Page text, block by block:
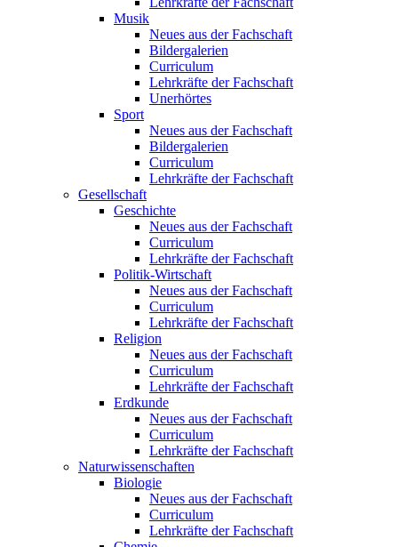
Musik
Neues aus der Fachschaft
Bildergalerien
Curriculum
Lehrkräfte der Fachschaft
Unerhörtes
Sport
Neues aus der Fachschaft
Bildergalerien
Curriculum
Lehrkräfte der Fachschaft
Gesellschaft
Geschichte
Neues aus der Fachschaft
Curriculum
Lehrkräfte der Fachschaft
Politik-Wirtschaft
Neues aus der Fachschaft
Curriculum
Lehrkräfte der Fachschaft
Religion
Neues aus der Fachschaft
Curriculum
Lehrkräfte der Fachschaft
Erdkunde
Neues aus der Fachschaft
Curriculum
Lehrkräfte der Fachschaft
Naturwissenschaften
Biologie
Neues aus der Fachschaft
Curriculum
Lehrkräfte der Fachschaft